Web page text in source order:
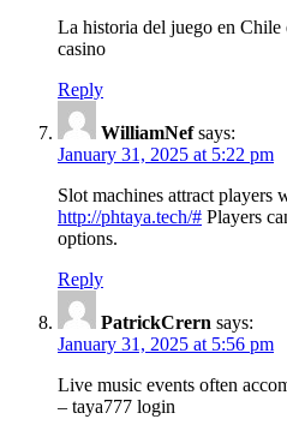
La historia del juego en Chile
casino
Reply
WilliamNef says:
January 31, 2025 at 5:22 pm
Slot machines attract players
http://phtaya.tech/# Players
options.
Reply
PatrickCrern says:
January 31, 2025 at 5:56 pm
Live music events often
– taya777 login